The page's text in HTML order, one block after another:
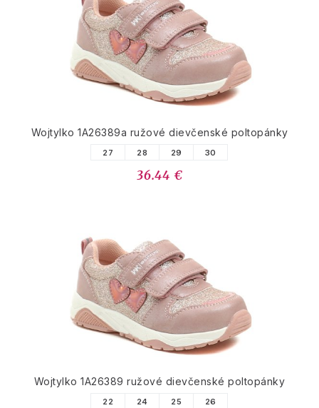
Wojtylko 1A26389a ružové dievčenské poltopánky
27 28 29 30
36.44 €
Wojtylko 1A26389 ružové dievčenské poltopánky
22 24 25 26